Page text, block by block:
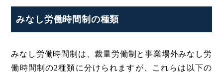
みなし労働時間制の種類
みなし労働時間制は、裁量労働制と事業場外みなし労
働時間制の2種類に分けられますが、これらは以下の